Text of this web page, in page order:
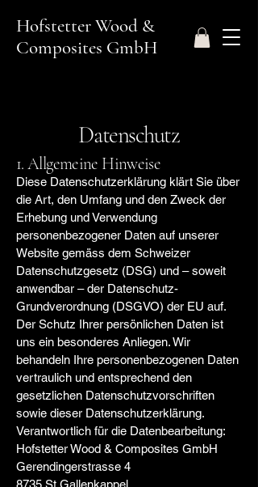
Hofstetter Wood &
Composites GmbH
Datenschutz
1. Allgemeine Hinweise
Diese Datenschutzerklärung klärt Sie über
die Art, den Umfang und den Zweck der
Erhebung und Verwendung
personenbezogener Daten auf unserer
Website gemäss dem Schweizer
Datenschutzgesetz (DSG) und – soweit
anwendbar – der Datenschutz-
Grundverordnung (DSGVO) der EU auf.
Der Schutz Ihrer persönlichen Daten ist
uns ein besonderes Anliegen. Wir
behandeln Ihre personenbezogenen Daten
vertraulich und entsprechend den
gesetzlichen Datenschutzvorschriften
sowie dieser Datenschutzerklärung.
Verantwortlich für die Datenbearbeitung:
Hofstetter Wood & Composites GmbH
Gerendingerstrasse 4
8735 St.Gallenkappel